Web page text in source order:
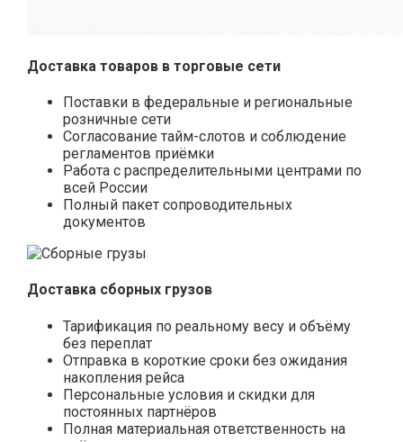
Доставка товаров в торговые сети
Поставки в федеральные и региональные
розничные сети
Согласование тайм-слотов и соблюдение
регламентов приёмки
Работа с распределительными центрами по
всей России
Полный пакет сопроводительных
документов
Доставка сборных грузов
Тарификация по реальному весу и объёму
без переплат
Отправка в короткие сроки без ожидания
накопления рейса
Персональные условия и скидки для
постоянных партнёров
Полная материальная ответственность на